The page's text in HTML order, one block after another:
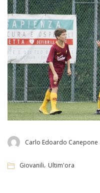
Carlo Edoardo Canepone
Giovanili, Ultim'ora